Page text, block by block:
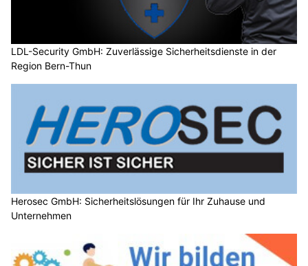
LDL-Security GmbH: Zuverlässige Sicherheitsdienste in der
Region Bern-Thun
Herosec GmbH: Sicherheitslösungen für Ihr Zuhause und
Unternehmen